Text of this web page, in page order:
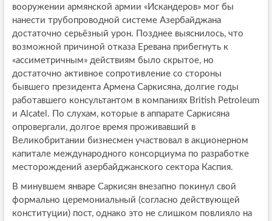
вооружении армянской армии «Искандеров» мог бы
нанести трубопроводной системе Азербайджана
достаточно серьёзный урон. Позднее выяснилось, что
возможной причиной отказа Еревана прибегнуть к
«ассиметричным» действиям было скрытое, но
достаточно активное сопротивление со стороны
бывшего президента Армена Саркисяна, долгие годы
работавшего консультантом в компаниях British Petroleum
и Alcatel. По слухам, которые в аппарате Саркисяна
опровергали, долгое время проживавший в
Великобритании бизнесмен участвовал в акционерном
капитале международного консорциума по разработке
месторождений азербайджанского сектора Каспия.
В минувшем январе Саркисян внезапно покинул свой
формально церемониальный (согласно действующей
конституции) пост, однако это не слишком повлияло на